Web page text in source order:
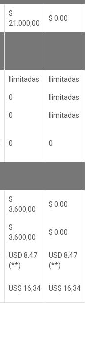
$
21.000,00
$ 0.00
Ilimitadas Ilimitadas
0 Ilimitadas
0 Ilimitadas
0 0
$
3.600,00
$ 0.00
$
3.600,00
$ 0.00
USD 8.47
(**)
USD 8.47
(**)
US$ 16,34 US$ 16,34